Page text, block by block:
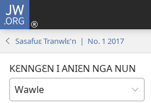
JW.ORG
Sasafuɛ Tranwlɛ'n | No. 1 2017
KƐNNGƐN I ANIƐN NGA NUN